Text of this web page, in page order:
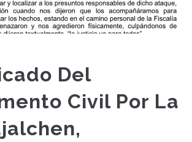
Del
Civil Por La